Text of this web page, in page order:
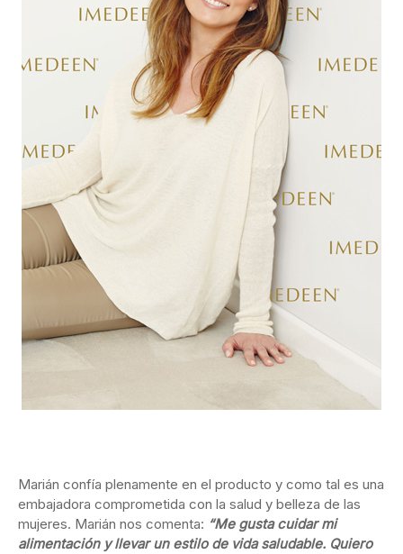
Marián confía plenamente en el producto y como tal es una
embajadora comprometida con la salud y belleza de las
mujeres. Marián nos comenta: “Me gusta cuidar mi
alimentación yllevar un estilo de vida saludable. Quiero